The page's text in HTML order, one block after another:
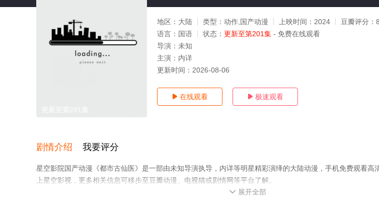
地区： 大陆 类型： 动作,国产动漫 上映时间： 2024 豆瓣评分：
语言： 国语 状态： 更新至第201集 - 免费在线观看
导演： 未知
主演： 内详
更新时间： 2026-08-06
 在线观看  极速观看
剧情介绍 我要评分
星空影院国产动漫《都市古仙医》是一部由未知导演执导，内详等明星精彩演绎的大陆动漫，手机免费观看高
上星空影视，更多相关信息可移步至豆瓣动漫、电视猫或剧情网等平台了解。
 展开全部